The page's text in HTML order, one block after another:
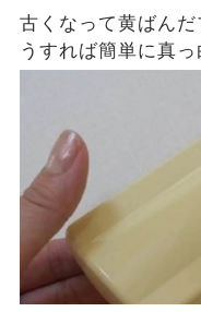
古くなって黄ばん
うすれば簡単に真っ